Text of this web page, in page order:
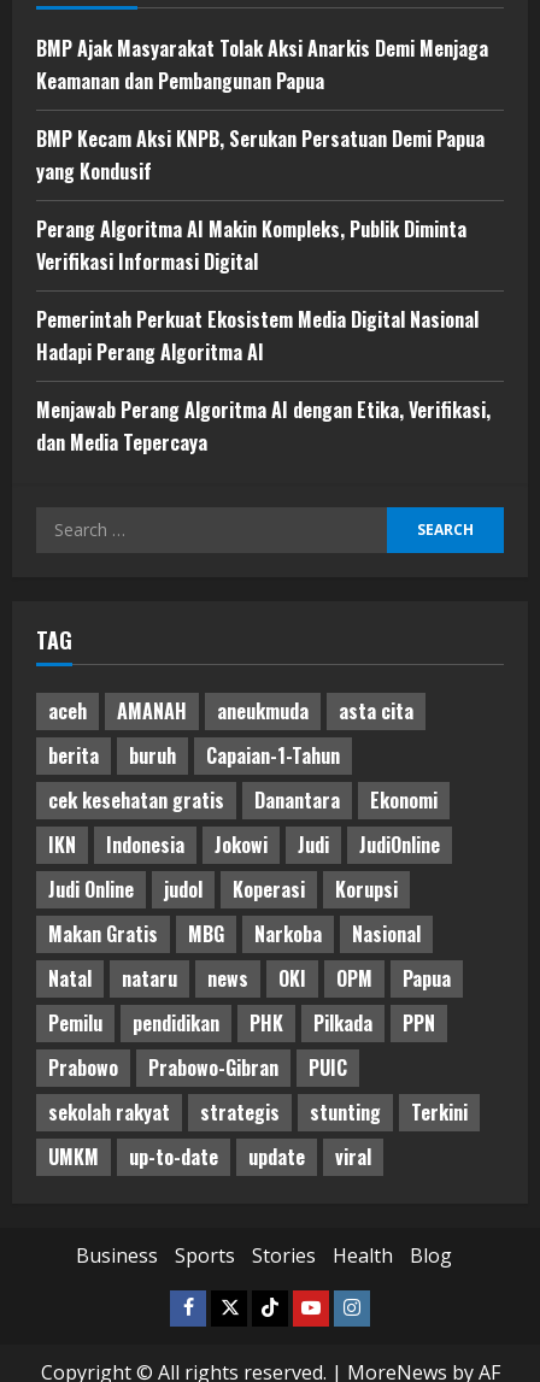
BMP Ajak Masyarakat Tolak Aksi Anarkis Demi Menjaga
Keamanan dan Pembangunan Papua
BMP Kecam Aksi KNPB, Serukan Persatuan Demi Papua
yang Kondusif
Perang Algoritma AI Makin Kompleks, Publik Diminta
Verifikasi Informasi Digital
Pemerintah Perkuat Ekosistem Media Digital Nasional
Hadapi Perang Algoritma AI
Menjawab Perang Algoritma AI dengan Etika, Verifikasi,
dan Media Tepercaya
Search
TAG
aceh AMANAH aneukmuda
asta cita
berita
buruh
Capaian-1-Tahun
cek kesehatan gratis
Danantara
Ekonomi
IKN
Indonesia Jokowi Judi
JudiOnline
Judi Online
judol Koperasi
Korupsi
Makan Gratis
MBG Narkoba
Nasional
Natal
nataru news OKI OPM
Papua
Pemilu
pendidikan PHK Pilkada
PPN
Prabowo
Prabowo-Gibran
PUIC
sekolah rakyat
strategis stunting
Terkini
UMKM
up-to-date update viral
Business Sports Stories Health Blog
Facebook
TwitterTiktokYoutubeInstagram
Copyright © All rights reserved. | MoreNews by AF